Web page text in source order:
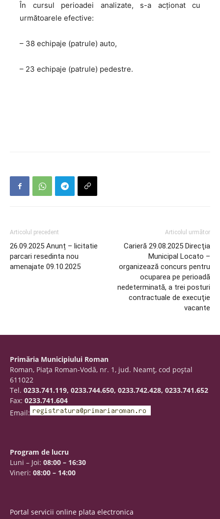
În cursul perioadei analizate, s-a acţionat cu
următoarele efective:
– 38 echipaje (patrule) auto,
– 23 echipaje (patrule) pedestre.
Articolul precedent
26.09.2025 Anunț – licitatie
parcari resedinta nou
amenajate 09.10.2025
Articolul următor
Carieră 29.08.2025 Direcţia
Municipal Locato –
organizează concurs pentru
ocuparea pe perioadă
nedeterminată, a trei posturi
contractuale de execuţie
vacante
Primăria Municipiului Roman
Roman, Piaţa Roman-Vodă, nr. 1, jud. Neamţ, cod poştal
611022
Tel. 0233.741.119, 0233.744.650, 0233.742.428, 0233.741.652
Fax: 0233.741.604
Email:
Program de lucru
Luni – Joi: 08:00 – 16:30
Vineri: 08:00 – 14:00
Portal servicii online plata electronica